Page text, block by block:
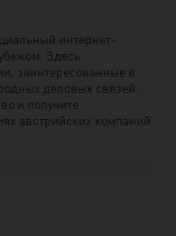
интернет-
Здесь
заинтересованные в
деловых связей.
и получите
австрийских компаний